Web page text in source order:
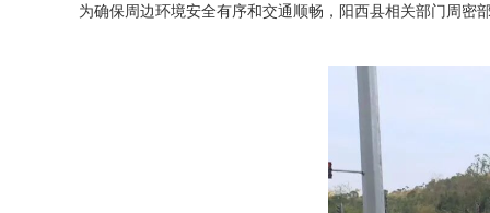
为确保周边环境安全有序和交通顺畅，阳西县相关部门周密